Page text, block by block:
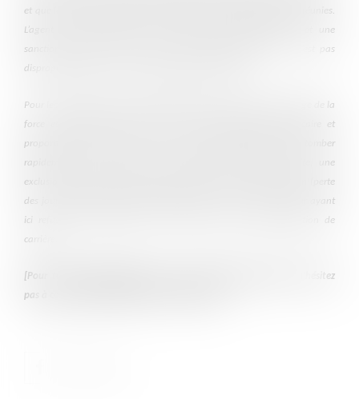
et que les conditions légales d’usage de cette arme n’étaient pas réunies.
L’agent a donc manqué à ses obligations professionnelles, et une
sanction d’exclusion de fonctions du « deuxième groupe » n’est pas
disproportionnée. Le recours est intégralement rejeté.
Pour les agents publics, l’enseignement est double : d’abord, l’usage de la
force est strictement encadré et doit rester absolument nécessaire et
proportionné, faute de quoi une sanction disciplinaire pourra tomber
rapidement, sans attendre un éventuel procès pénal. Ensuite, une
exclusion temporaire a des effets très concrets sur la rémunération (perte
des jours exclus) et peut peser durablement sur la carrière, la cour ayant
ici refusé tout effacement de la sanction et toute reconstitution de
carrière.
[Pour toute problématique liée à une procédure disciplnaire, n’hésitez
pas à contacter le Cabinet au 05.35.54.56.89]